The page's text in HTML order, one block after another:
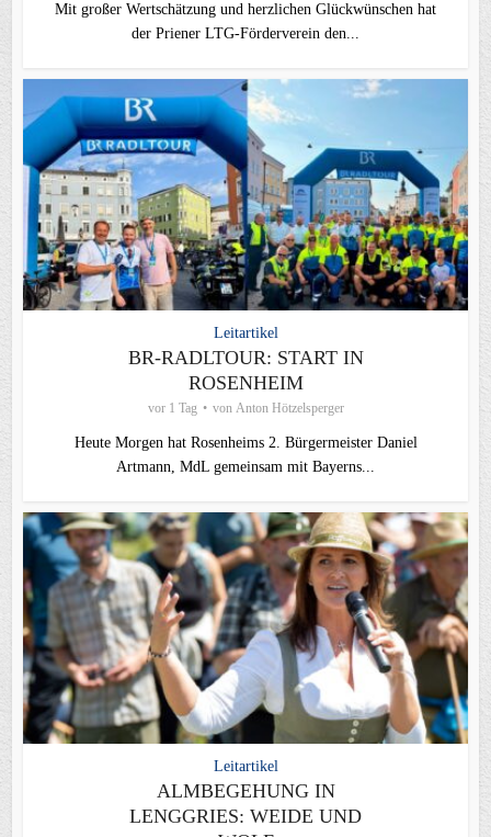
Mit großer Wertschätzung und herzlichen Glückwünschen hat
der Priener LTG‑Förderverein den...
Leitartikel
BR-RADLTOUR: START IN
ROSENHEIM
vor 1 Tag von Anton Hötzelsperger
Heute Morgen hat Rosenheims 2. Bürgermeister Daniel
Artmann, MdL gemeinsam mit Bayerns...
Leitartikel
ALMBEGEHUNG IN
LENGGRIES: WEIDE UND